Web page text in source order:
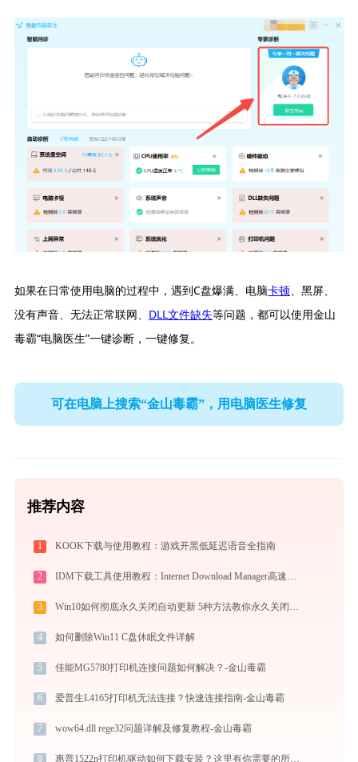
如果在日常使用电脑的过程中，遇到C盘爆满、电脑卡顿、黑屏、
没有声音、无法正常联网、 DLL文件缺失等问题，都可以使用金山
毒霸“电脑医生”一键诊断，一键修复。
可在电脑上搜索“金山毒霸”，用电脑医生修复
推荐内容
1 KOOK下载与使用教程：游戏开黑低延迟语音全指南
2 IDM下载工具使用教程：Internet Download Manager高速下载与视频抓取完全指南
3 Win10如何彻底永久关闭自动更新 5种方法教你永久关闭win10自动更新
4 如何删除Win11 C盘休眠文件详解
5 佳能MG5780打印机连接问题如何解决？-金山毒霸
6 爱普生L4165打印机无法连接？快速连接指南-金山毒霸
7 wow64.dll rege32问题详解及修复教程-金山毒霸
8 惠普1522n打印机驱动如何下载安装？这里有你需要的所有信息